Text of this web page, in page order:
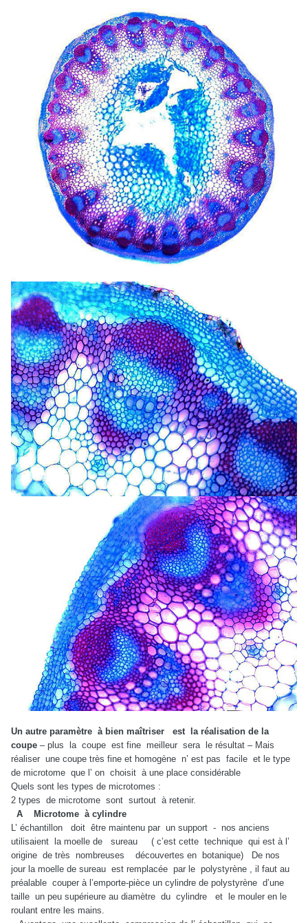
Un autre paramètre à bien maîtriser est la réalisation de la
coupe – plus la coupe est fine meilleur sera le résultat – Mais
réaliser une coupe très fine et homogène n’ est pas facile et le type
de microtome que l’ on choisit à une place considérable
Quels sont les types de microtomes :
2 types de microtome sont surtout à retenir.
A Microtome à cylindre
L’ échantillon doit être maintenu par un support - nos anciens
utilisaient la moelle de sureau ( c’est cette technique qui est à l’
origine de très nombreuses découvertes en botanique) De nos
jour la moelle de sureau est remplacée par le polystyrène , il faut au
préalable couper à l’emporte-pièce un cylindre de polystyrène d’une
taille un peu supérieure au diamètre du cylindre et le mouler en le
roulant entre les mains.